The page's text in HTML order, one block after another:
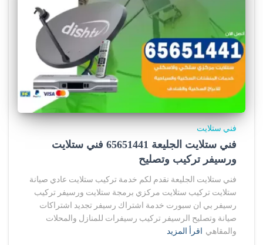
فني ستلايت
فني ستلايت الجليعة 65651441 فني ستلايت
ورسيفر تركيب وتصليح
فني ستلايت الجليعة نقدم لكم خدمة تركيب ستلايت عادي صيانة
ستلايت تركيب ستلايت مركزي برمجة ستلايت ورسيفر تركيب
رسيفر بي ان سبورت خدمة اشتراك رسيفر تجديد اشتراكات
صيانة وتصليح الرسيفر تركيب رسيفرات للمنازل والمحلات
والمقاهي اقرأ المزيد